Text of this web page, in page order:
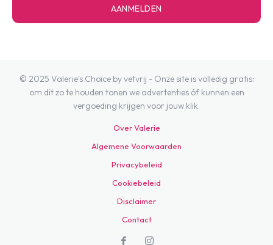
AANMELDEN
© 2025 Valerie's Choice by vetvrij - Onze site is volledig gratis:
om dit zo te houden tonen we advertenties óf kunnen een
vergoeding krijgen voor jouw klik.
Over Valerie
Algemene Voorwaarden
Privacybeleid
Cookiebeleid
Disclaimer
Contact